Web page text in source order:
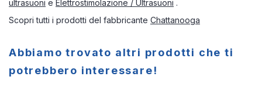
ultrasuoni e Elettrostimolazione / Ultrasuoni .
Scopri tutti i prodotti del fabbricante Chattanooga
Abbiamo trovato altri prodotti che ti
potrebbero interessare!